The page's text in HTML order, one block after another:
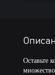
Оставьте